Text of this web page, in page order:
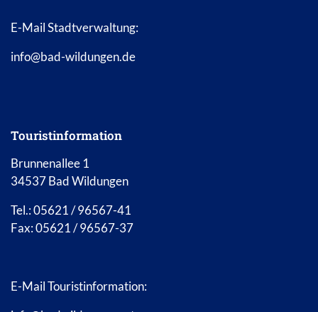
E-Mail Stadtverwaltung:
info@bad-wildungen.de
Touristinformation
Brunnenallee 1
34537 Bad Wildungen
Tel.: 05621 / 96567-41
Fax: 05621 / 96567-37
E-Mail Touristinformation: